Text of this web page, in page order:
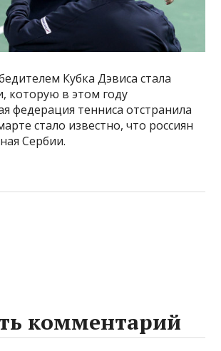
Кубка Дэвиса стала
которую в этом году
федерация тенниса отстранила
стало известно, что россиян
Сербии.
комментарий